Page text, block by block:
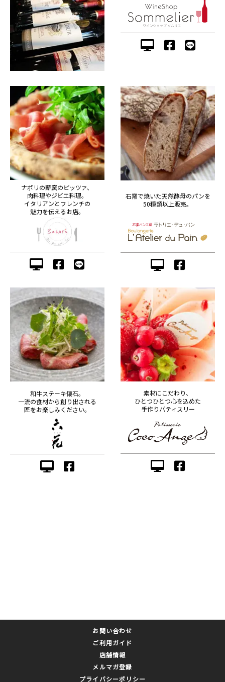
ナポリの薪窯のピッツァ、
肉料理やジビエ料理。
イタリアンとフレンチの
魅力を伝えるお店。
石窯で焼いた天然酵母のパンを
50種類以上販売。
和牛ステーキ懐石。
一流の食材から創り出される
匠をお楽しみください。
素材にこだわり、
ひとつひとつ心を込めた
手作りパティスリー
お問い合わせ
ご利用ガイド
店舗情報
メルマガ登録
プライバシーポリシー